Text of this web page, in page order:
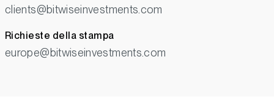
clients@bitwiseinvestments.com
Richieste della stampa
europe@bitwiseinvestments.com